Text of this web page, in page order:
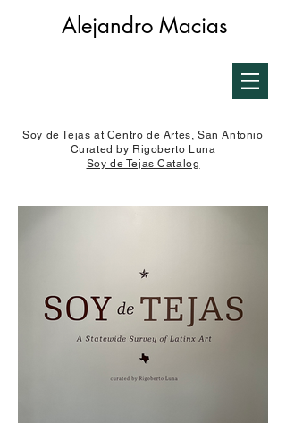
Alejandro Macias
Soy de Tejas at Centro de Artes, San Antonio
Curated by Rigoberto Luna
Soy de Tejas Catalog